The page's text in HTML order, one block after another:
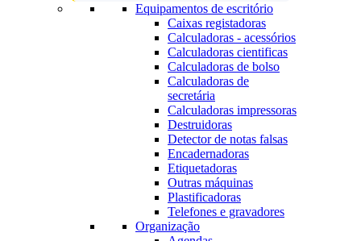
Equipamentos de escritório
Caixas registadoras
Calculadoras - acessórios
Calculadoras cientificas
Calculadoras de bolso
Calculadoras de
secretária
Calculadoras impressoras
Destruidoras
Detector de notas falsas
Encadernadoras
Etiquetadoras
Outras máquinas
Plastificadoras
Telefones e gravadores
Organização